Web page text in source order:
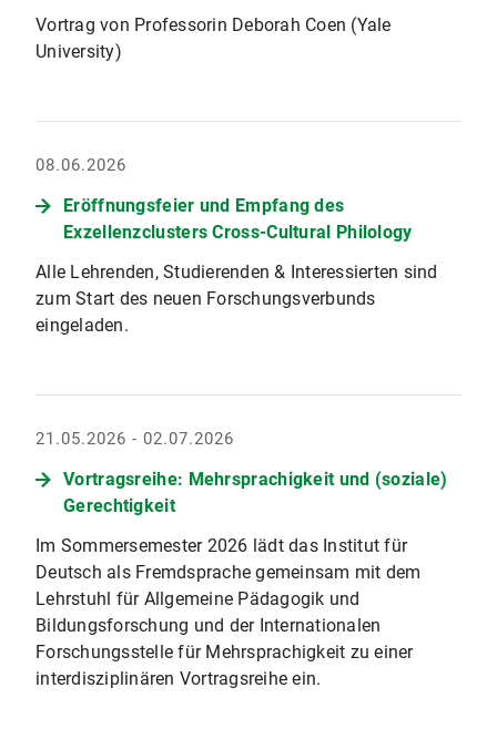
Vortrag von Professorin Deborah Coen (Yale
University)
08.06.2026
Eröffnungsfeier und Empfang des
Exzellenzclusters Cross-Cultural Philology
Alle Lehrenden, Studierenden & Interessierten sind
zum Start des neuen Forschungsverbunds
eingeladen.
21.05.2026 - 02.07.2026
Vortragsreihe: Mehrsprachigkeit und (soziale)
Gerechtigkeit
Im Sommersemester 2026 lädt das Institut für
Deutsch als Fremdsprache gemeinsam mit dem
Lehrstuhl für Allgemeine Pädagogik und
Bildungsforschung und der Internationalen
Forschungsstelle für Mehrsprachigkeit zu einer
interdisziplinären Vortragsreihe ein.